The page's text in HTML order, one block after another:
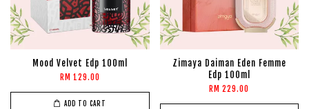
Mood Velvet Edp 100ml
RM 129.00
ADD TO CART
Zimaya Daiman Eden Femme
Edp 100ml
RM 229.00